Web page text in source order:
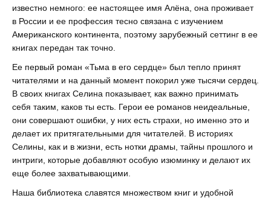
известно немного: ее настоящее имя Алёна, она проживает
в России и ее профессия тесно связана с изучением
Американского континента, поэтому зарубежный сеттинг в ее
книгах передан так точно.
Ее первый роман «Тьма в его сердце» был тепло принят
читателями и на данный момент покорил уже тысячи сердец.
В своих книгах Селина показывает, как важно принимать
себя таким, каков ты есть. Герои ее романов неидеальные,
они совершают ошибки, у них есть страхи, но именно это и
делает их притягательными для читателей. В историях
Селины, как и в жизни, есть нотки драмы, тайны прошлого и
интриги, которые добавляют особую изюминку и делают их
еще более захватывающими.
Наша библиотека славятся множеством книг и удобной